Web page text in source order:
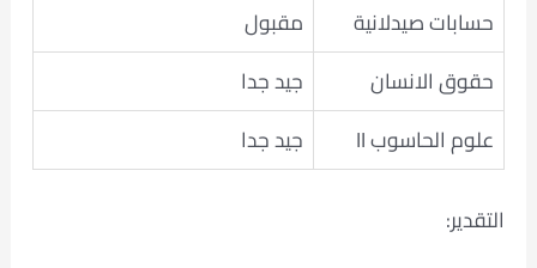
حسابات صيدلانية
مقبول
حقوق الانسان
جيد جدا
علوم الحاسوب II
جيد جدا
التقدير: